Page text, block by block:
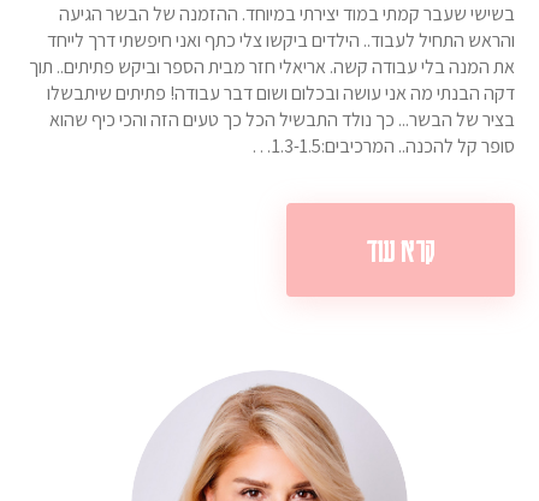
בשישי שעבר קמתי במוד יצירתי במיוחד. ההזמנה של הבשר הגיעה
והראש התחיל לעבוד.. הילדים ביקשו צלי כתף ואני חיפשתי דרך לייחד
את המנה בלי עבודה קשה. אריאלי חזר מבית הספר וביקש פתיתים.. תוך
דקה הבנתי מה אני עושה ובכלום ושום דבר עבודה! פתיתים שיתבשלו
בציר של הבשר... כך נולד התבשיל הכל כך טעים הזה והכי כיף שהוא
סופר קל להכנה.. המרכיבים:1.3-1.5…
קרא עוד